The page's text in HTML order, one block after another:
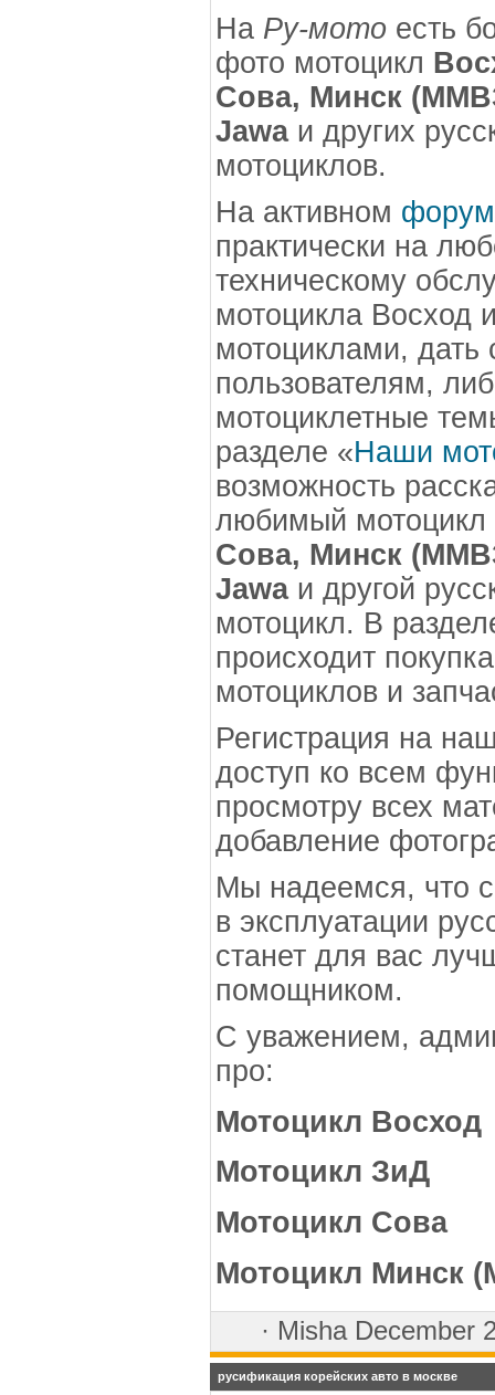
На Ру-мото есть
фото мотоцикл
Сова, Минск
Jawaи других
мотоциклов.
На активном
практически на
техническому
мотоцикла Восход
мотоциклами, дать
пользователям,
мотоциклетные
разделе «Наши
возможность
любимый мотоцикл
Сова, Минск
Jawaи другой
мотоцикл. В
происходит
мотоциклов и
Регистрация на
доступ ко всем
просмотру всех
добавление
Мы надеемся, что
в эксплуатации
станет для вас
помощником.
С уважением,
про:
Мотоцикл Восход
Мотоцикл ЗиД
Мотоцикл Сова
Мотоцикл Минск
· MishaDecember
русификация корейских авто в москве